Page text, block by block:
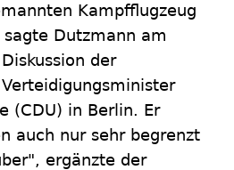
Kampfflugzeug
Dutzmann am
der
(CDU) in Berlin. Er
auch nur sehr begrenzt
ergänzte der